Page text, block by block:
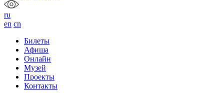
ru
en cn
Билеты
Афиша
Онлайн
Музей
Проекты
Контакты